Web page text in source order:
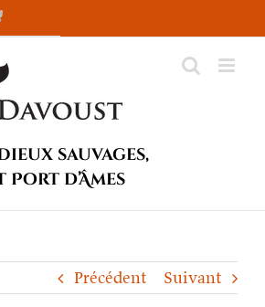
Bluesky
sauvages,
d’Âmes
Précédent Suivant